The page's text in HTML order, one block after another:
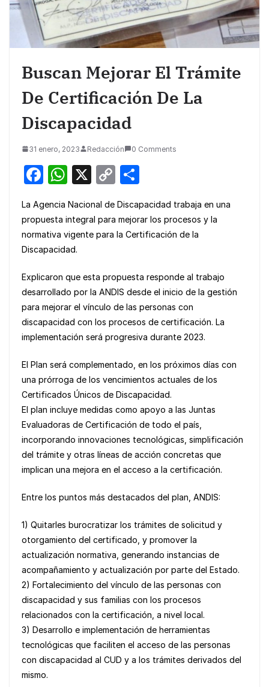
Buscan Mejorar El Trámite
De Certificación De La
Discapacidad
31 enero, 2023 Redacción 0 Comments
F
c
e
b
o
o
k
W
at
s
A
p
p
X
C
p
y
n
k
ar
e
La Agencia Nacional de Discapacidad trabaja en una
propuesta integral para mejorar los procesos y la
normativa vigente para la Certificación de la
Discapacidad.
Explicaron que esta propuesta responde al trabajo
desarrollado por la ANDIS desde el inicio de la gestión
para mejorar el vínculo de las personas con
discapacidad con los procesos de certificación. La
implementación será progresiva durante 2023.
El Plan será complementado, en los próximos días con
una prórroga de los vencimientos actuales de los
Certificados Únicos de Discapacidad.
El plan incluye medidas como apoyo a las Juntas
Evaluadoras de Certificación de todo el país,
incorporando innovaciones tecnológicas, simplificación
del trámite y otras líneas de acción concretas que
implican una mejora en el acceso a la certificación.
Entre los puntos más destacados del plan, ANDIS:
1) Quitarles burocratizar los trámites de solicitud y
otorgamiento del certificado, y promover la
actualización normativa, generando instancias de
acompañamiento y actualización por parte del Estado.
2) Fortalecimiento del vínculo de las personas con
discapacidad y sus familias con los procesos
relacionados con la certificación, a nivel local.
3) Desarrollo e implementación de herramientas
tecnológicas que faciliten el acceso de las personas
con discapacidad al CUD y a los trámites derivados del
mismo.